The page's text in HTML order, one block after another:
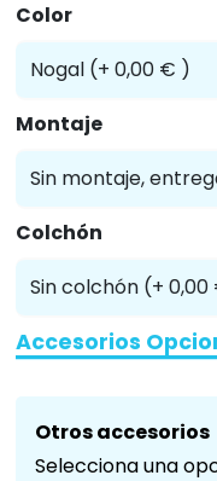
Color
Montaje
Colchón
Accesorios
Otros accesorios
Selecciona una